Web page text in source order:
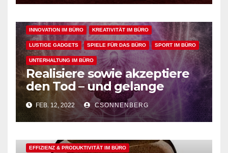
bei der Arbeit fördern
INNOVATION IM BÜRO KREATIVITÄT IM BÜRO
LUSTIGE GADGETS SPIELE FÜR DAS BÜRO SPORT IM BÜRO
UNTERHALTUNG IM BÜRO
Realisiere sowie akzeptiere
den Tod – und gelange
dadurch in den perfekten
Arbeitsflow
FEB. 12, 2022 CSONNENBERG
EFFIZIENZ & PRODUKTIVITÄT IM BÜRO